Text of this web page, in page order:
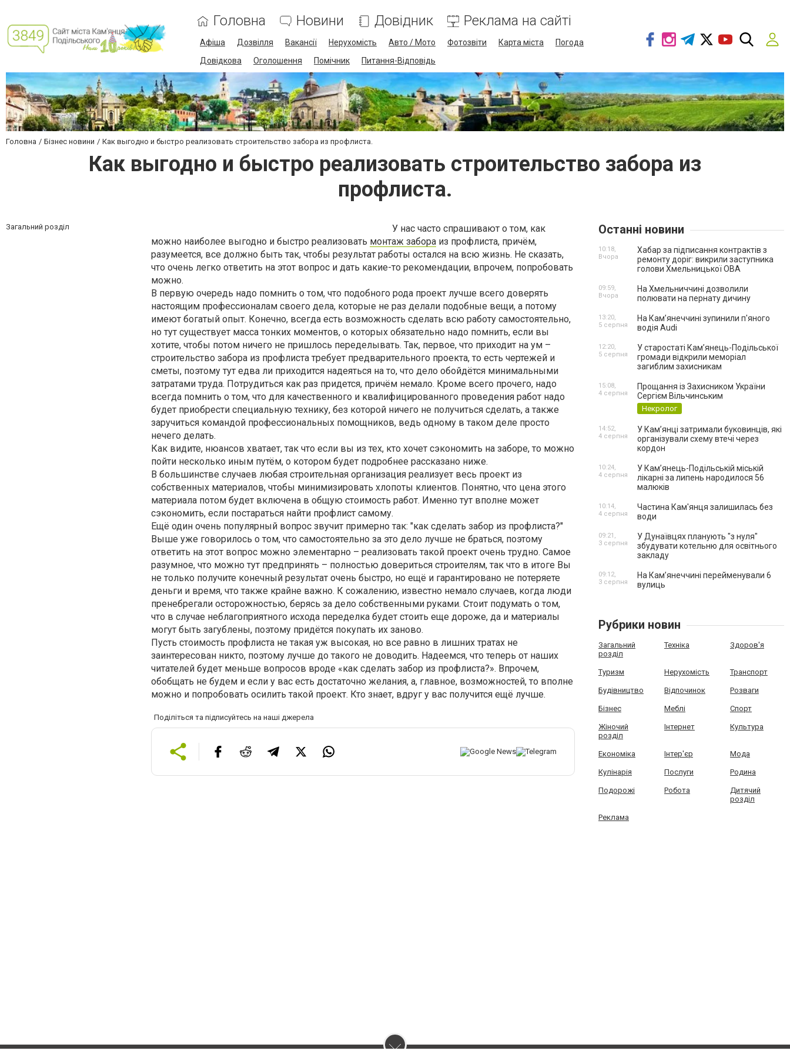
Головна Новини Довідник Реклама на сайті
Афіша Дозвілля Вакансії Нерухомість Авто / Мото Фотозвіти Карта міста
Погода
Довідкова
Оголошення Помічник Питання-Відповідь
Головна Бізнес новини Как выгодно и быстро реализовать строительство забора из профлиста.
Как выгодно и быстро реализовать строительство забора из
профлиста.
Загальний розділ
У нас часто спрашивают о том, как
можно наиболее выгодно и быстро реализовать монтаж забора из профлиста, причём,
разумеется, все должно быть так, чтобы результат работы остался на всю жизнь. Не сказать,
что очень легко ответить на этот вопрос и дать какие-то рекомендации, впрочем, попробовать
можно.
В первую очередь надо помнить о том, что подобного рода проект лучше всего доверять
настоящим профессионалам своего дела, которые не раз делали подобные вещи, а потому
имеют богатый опыт. Конечно, всегда есть возможность сделать всю работу самостоятельно,
но тут существует масса тонких моментов, о которых обязательно надо помнить, если вы
хотите, чтобы потом ничего не пришлось переделывать. Так, первое, что приходит на ум –
строительство забора из профлиста требует предварительного проекта, то есть чертежей и
сметы, поэтому тут едва ли приходится надеяться на то, что дело обойдётся минимальными
затратами труда. Потрудиться как раз придется, причём немало. Кроме всего прочего, надо
всегда помнить о том, что для качественного и квалифицированного проведения работ надо
будет приобрести специальную технику, без которой ничего не получиться сделать, а также
заручиться командой профессиональных помощников, ведь одному в таком деле просто
нечего делать.
Как видите, нюансов хватает, так что если вы из тех, кто хочет сэкономить на заборе, то можно
пойти несколько иным путём, о котором будет подробнее рассказано ниже.
В большинстве случаев любая строительная организация реализует весь проект из
собственных материалов, чтобы минимизировать хлопоты клиентов. Понятно, что цена этого
материала потом будет включена в общую стоимость работ. Именно тут вполне может
сэкономить, если постараться найти профлист самому.
Ещё один очень популярный вопрос звучит примерно так: "как сделать забор из профлиста?"
Выше уже говорилось о том, что самостоятельно за это дело лучше не браться, поэтому
ответить на этот вопрос можно элементарно – реализовать такой проект очень трудно. Самое
разумное, что можно тут предпринять – полностью довериться строителям, так что в итоге Вы
не только получите конечный результат очень быстро, но ещё и гарантировано не потеряете
деньги и время, что также крайне важно. К сожалению, известно немало случаев, когда люди
пренебрегали осторожностью, берясь за дело собственными руками. Стоит подумать о том,
что в случае неблагоприятного исхода переделка будет стоить еще дороже, да и материалы
могут быть загублены, поэтому придётся покупать их заново.
Пусть стоимость профлиста не такая уж высокая, но все равно в лишних тратах не
заинтересован никто, поэтому лучше до такого не доводить. Надеемся, что теперь от наших
читателей будет меньше вопросов вроде «как сделать забор из профлиста?». Впрочем,
обобщать не будем и если у вас есть достаточно желания, а, главное, возможностей, то вполне
можно и попробовать осилить такой проект. Кто знает, вдруг у вас получится ещё лучше.
Поділіться та підписуйтесь на наші джерела
Останні новини
Хабар за підписання контрактів з
ремонту доріг: викрили заступника
голови Хмельницької ОВА
10:18,
Вчора
На Хмельниччині дозволили
полювати на пернату дичину
09:59,
Вчора
На Камʼянеччині зупинили п'яного
водія Audi
13:20,
5 серпня
У старостаті Кам’янець-Подільської
громади відкрили меморіал
загиблим захисникам
12:20,
5 серпня
Прощання із Захисником України
Сергієм Вільчинським
Некролог
15:08,
4 серпня
У Кам’янці затримали буковинців, які
організували схему втечі через
кордон
14:52,
4 серпня
У Кам’янець-Подільській міській
лікарні за липень народилося 56
малюків
10:24,
4 серпня
Частина Кам'янця залишилась без
води
10:14,
4 серпня
У Дунаївцях планують "з нуля"
збудувати котельню для освітнього
закладу
09:21,
3 серпня
На Камʼянеччині перейменували 6
вулиць
09:12,
3 серпня
Рубрики новин
Загальний
розділ
Техніка Здоров'я
Туризм Нерухомість Транспорт
Будівництво Відпочинок Розваги
Бізнес Меблі Спорт
Жіночий
розділ
Інтернет Культура
Економіка Інтер'єр Мода
Кулінарія Послуги Родина
Подорожі Робота
Дитячий
розділ
Реклама